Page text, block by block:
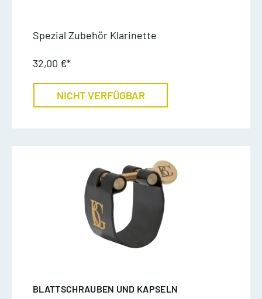
Spezial Zubehör Klarinette
32,00 €*
NICHT VERFÜGBAR
BLATTSCHRAUBEN UND KAPSELN